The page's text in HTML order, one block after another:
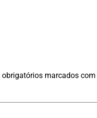
obrigatórios marcados com